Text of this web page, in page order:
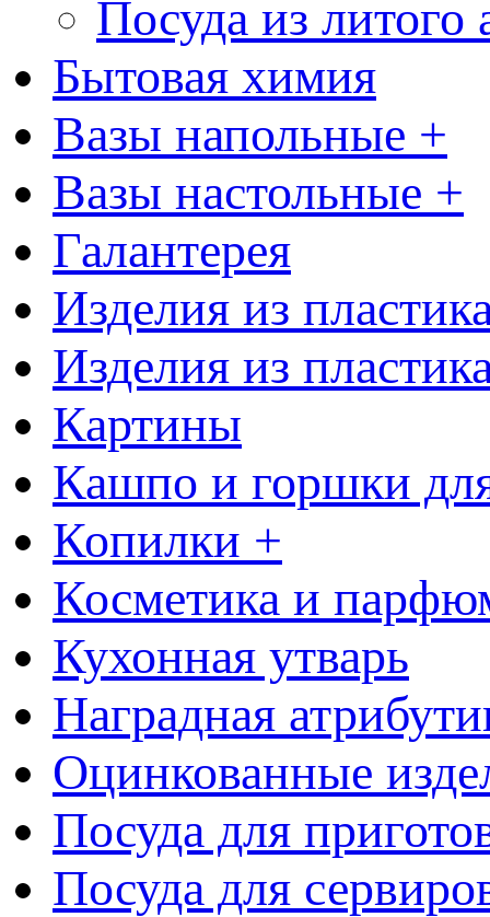
Посуда из
Бытовая химия
Вазы напольные +
Вазы настольные +
Галантерея
Изделия из
Изделия из
Картины
Кашпо и горшки
Копилки +
Косметика и
Кухонная утварь
Наградная
Оцинкованные
Посуда для
Посуда для